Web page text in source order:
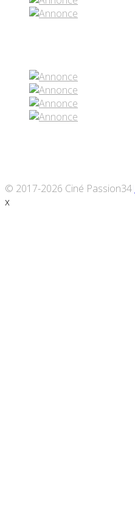
© 2017-2026 Ciné Passion34
x